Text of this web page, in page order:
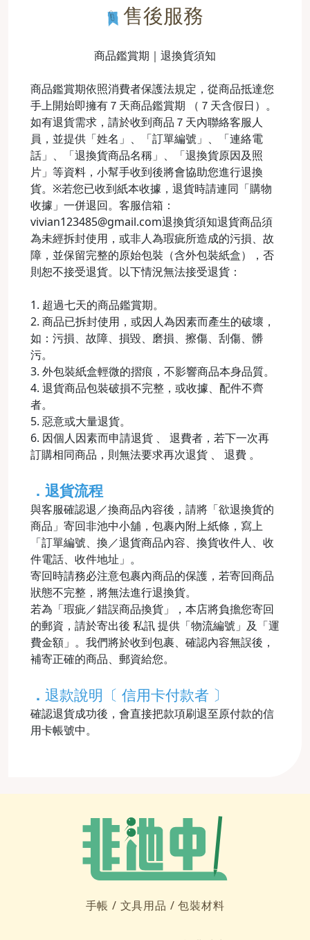
售後服務
商品鑑賞期｜退換貨須知
商品鑑賞期依照消費者保護法規定，從商品抵達您
手上開始即擁有７天商品鑑賞期 （７天含假日）。
如有退貨需求，請於收到商品７天內聯絡客服人
員，並提供「姓名」、「訂單編號」、「連絡電
話」、「退換貨商品名稱」、「退換貨原因及照
片」等資料，小幫手收到後將會協助您進行退換
貨。※若您已收到紙本收據，退貨時請連同「購物
收據」一併退回。客服信箱：
vivian123485@gmail.com退換貨須知退貨商品須
為未經拆封使用，或非人為瑕疵所造成的污損、故
障，並保留完整的原始包裝（含外包裝紙盒），否
則恕不接受退貨。以下情況無法接受退貨：
1. 超過七天的商品鑑賞期。
2. 商品已拆封使用，或因人為因素而產生的破壞，
如：污損、故障、損毀、磨損、擦傷、刮傷、髒
污。
3. 外包裝紙盒輕微的摺痕，不影響商品本身品質。
4. 退貨商品包裝破損不完整，或收據、配件不齊
者。
5. 惡意或大量退貨。
6. 因個人因素而申請退貨 、 退費者，若下一次再
訂購相同商品，則無法要求再次退貨 、 退費 。
．退貨流程
與客服確認退／換商品內容後，請將「欲退換貨的
商品」寄回非池中小舖，包裹內附上紙條，寫上
「訂單編號、換／退貨商品內容、換貨收件人、收
件電話、收件地址」。
寄回時請務必注意包裹內商品的保護，若寄回商品
狀態不完整，將無法進行退換貨。
若為「瑕疵／錯誤商品換貨」，本店將負擔您寄回
的郵資，請於寄出後 私訊 提供「物流編號」及「運
費金額」。我們將於收到包裹、確認內容無誤後，
補寄正確的商品、郵資給您。
． 退款說明〔 信用卡付款者 〕
確認退貨成功後，會直接把款項刷退至原付款的信
用卡帳號中。
手帳 / 文具用品 /包裝材料